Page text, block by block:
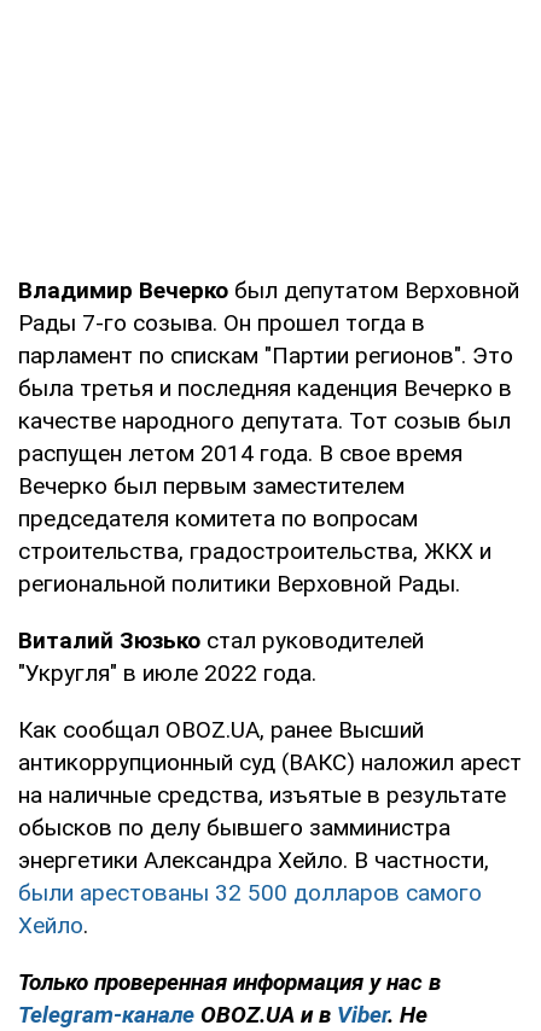
Владимир Вечерко был депутатом Верховной
Рады 7-го созыва. Он прошел тогда в
парламент по спискам "Партии регионов". Это
была третья и последняя каденция Вечерко в
качестве народного депутата. Тот созыв был
распущен летом 2014 года. В свое время
Вечерко был первым заместителем
председателя комитета по вопросам
строительства, градостроительства, ЖКХ и
региональной политики Верховной Рады.
Виталий Зюзько стал руководителей
"Укругля" в июле 2022 года.
Как сообщал OBOZ.UA, ранее Высший
антикоррупционный суд (ВАКС) наложил арест
на наличные средства, изъятые в результате
обысков по делу бывшего замминистра
энергетики Александра Хейло. В частности,
были арестованы 32 500 долларов самого
Хейло.
Только проверенная информация у нас в
Telegram-канале OBOZ.UA и в Viber. Не